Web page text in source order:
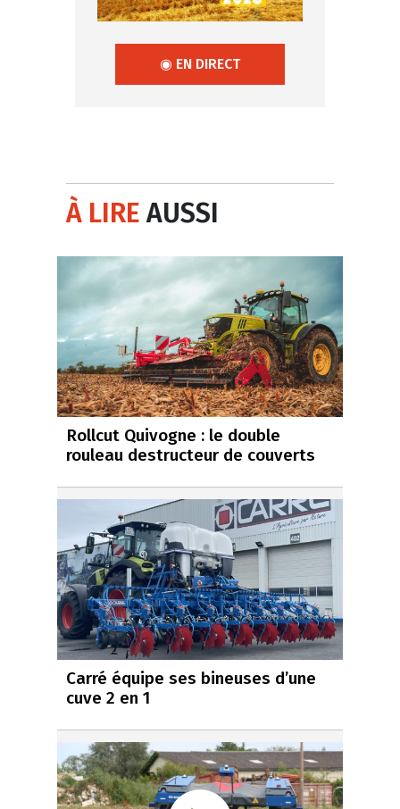
◉ EN DIRECT
À LIREAUSSI
Rollcut Quivogne : le double
rouleau destructeur de couverts
Carré équipe ses bineuses d’une
cuve 2 en 1